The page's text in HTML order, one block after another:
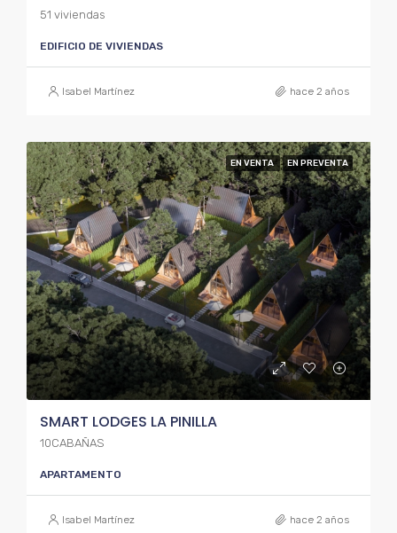
51 viviendas
EDIFICIO DE VIVIENDAS
Isabel Martínez hace 2 años
EN VENTA EN PREVENTA
SMART LODGES LA PINILLA
10CABAÑAS
APARTAMENTO
Isabel Martínez hace 2 años